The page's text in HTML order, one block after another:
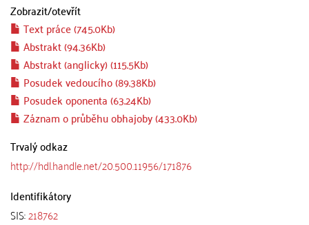
Zobrazit/otevřít
Text práce (745.0Kb)
Abstrakt (94.36Kb)
Abstrakt (anglicky) (115.5Kb)
Posudek vedoucího (89.38Kb)
Posudek oponenta (63.24Kb)
Záznam o průběhu obhajoby (433.0Kb)
Trvalý odkaz
http://hdl.handle.net/20.500.11956/171876
Identifikátory
SIS:218762